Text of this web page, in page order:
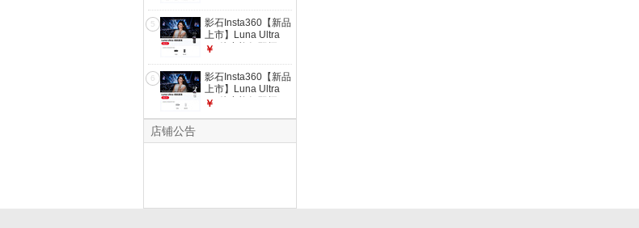
芯卓越夜景vlog旅行
拍照神器 标准套装
（白色） 1年Care
无忧换
5
影石Insta360【新品
上市】Luna Ultra
8K 徕卡旗舰双摄云
芯卓越夜景vlog旅行
拍照神器 【演唱会
神器】续航套装（黑
色） 官方标配（不
含Care无忧换）
￥
6
影石Insta360【新品
上市】Luna Ultra
8K 徕卡旗舰双摄云
￥
店铺公告